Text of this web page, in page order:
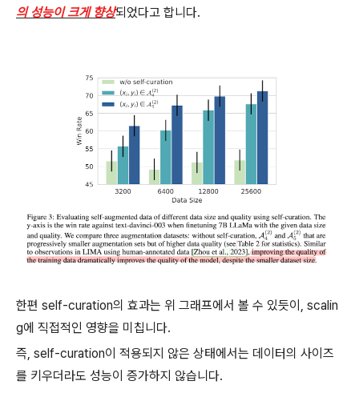
의 성능이 크게 향상되었다고 합니다.
한편 self-curation의 효과는 위 그래프에서 볼 수 있듯이, scalin
g에 직접적인 영향을 미칩니다.
즉, self-curation이 적용되지 않은 상태에서는 데이터의 사이즈
를 키우더라도 성능이 증가하지 않습니다.